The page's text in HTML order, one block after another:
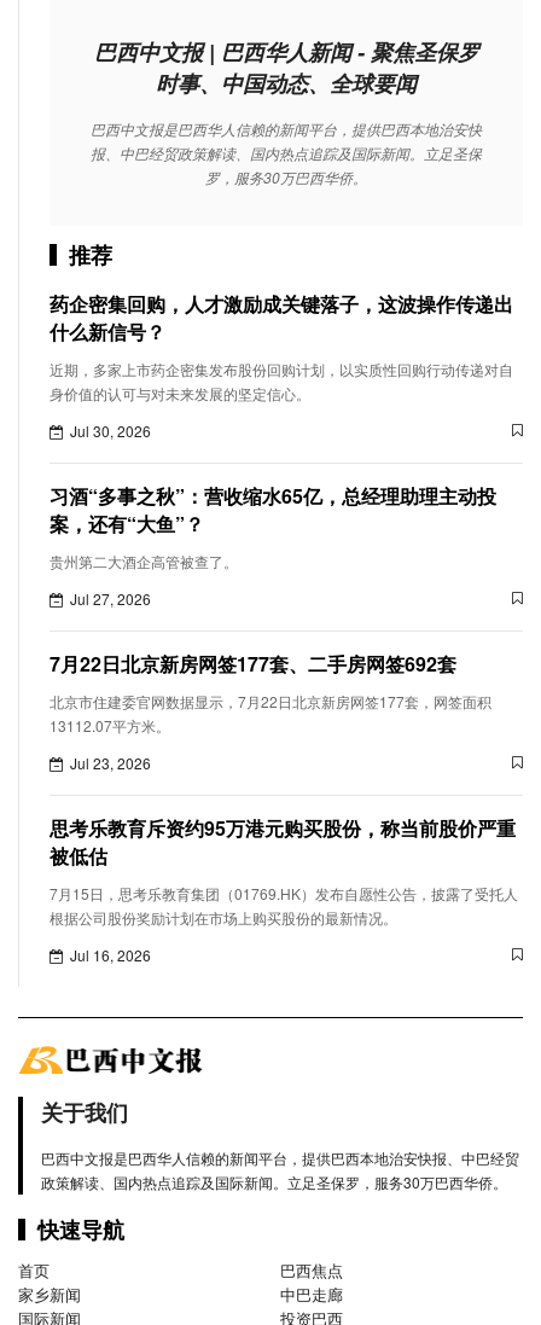
巴西中文报 | 巴西华人新闻 - 聚焦圣保罗
时事、中国动态、全球要闻
巴西中文报是巴西华人信赖的新闻平台，提供巴西本地治安快
报、中巴经贸政策解读、国内热点追踪及国际新闻。立足圣保
罗，服务30万巴西华侨。
推荐
药企密集回购，人才激励成关键落子，这波操作传递出
什么新信号？
近期，多家上市药企密集发布股份回购计划，以实质性回购行动传递对自
身价值的认可与对未来发展的坚定信心。
Jul 30, 2026
习酒“多事之秋”：营收缩水65亿，总经理助理主动投
案，还有“大鱼”？
贵州第二大酒企高管被查了。
Jul 27, 2026
7月22日北京新房网签177套、二手房网签692套
北京市住建委官网数据显示，7月22日北京新房网签177套，网签面积
13112.07平方米。
Jul 23, 2026
思考乐教育斥资约95万港元购买股份，称当前股价严重
被低估
7月15日，思考乐教育集团（01769.HK）发布自愿性公告，披露了受托人
根据公司股份奖励计划在市场上购买股份的最新情况。
Jul 16, 2026
关于我们
巴西中文报是巴西华人信赖的新闻平台，提供巴西本地治安快报、中巴经贸
政策解读、国内热点追踪及国际新闻。立足圣保罗，服务30万巴西华侨。
快速导航
首页
巴西焦点
家乡新闻
中巴走廊
国际新闻
投资巴西